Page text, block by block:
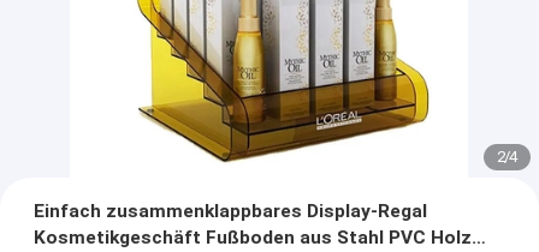
2/4
Einfach zusammenklappbares Display-Regal
Kosmetikgeschäft Fußboden aus Stahl PVC Holz